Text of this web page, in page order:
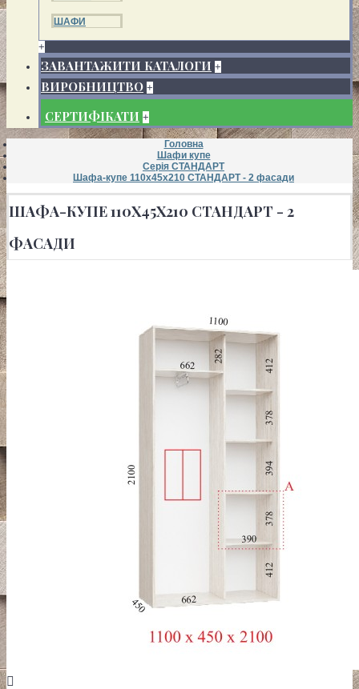
ШАФИ
+
ЗАВАНТАЖИТИ КАТАЛОГИ +
ВИРОБНИЦТВО +
СЕРТИФІКАТИ +
Головна
Шафи купе
Серія СТАНДАРТ
Шафа-купе 110х45х210 СТАНДАРТ - 2 фасади
ШАФА-КУПЕ 110Х45Х210 СТАНДАРТ - 2
ФАСАДИ